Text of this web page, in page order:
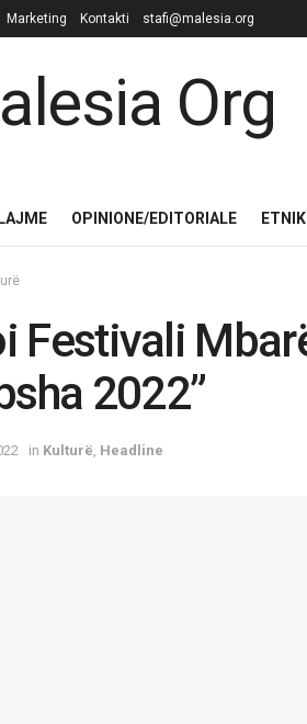
Marketing Kontakti stafi@malesia.org
LAJME OPINIONE/EDITORIALE
Festivali
2022”
in Kulturë Headline